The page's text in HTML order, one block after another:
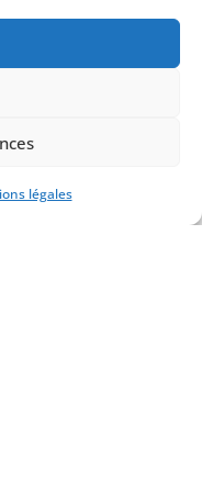
légales
prêts à
est notre priorité
mettons tout en
de qualité